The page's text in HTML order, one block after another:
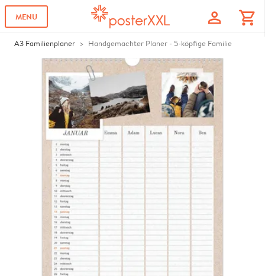
MENU profile shopping_cart
A3 Familienplaner Handgemachter Planer - 5-köpfige Familie